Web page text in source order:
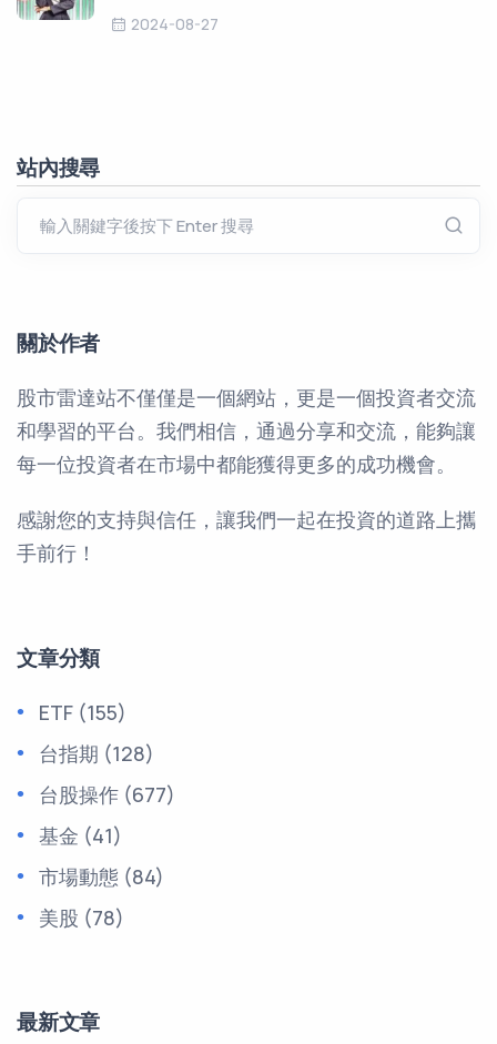
2024-08-27
站內搜尋
關於作者
股市雷達站不僅僅是一個網站，更是一個投資者交流
和學習的平台。我們相信，通過分享和交流，能夠讓
每一位投資者在市場中都能獲得更多的成功機會。
感謝您的支持與信任，讓我們一起在投資的道路上攜
手前行！
文章分類
ETF (155)
台指期 (128)
台股操作 (677)
基金 (41)
市場動態 (84)
美股 (78)
最新文章